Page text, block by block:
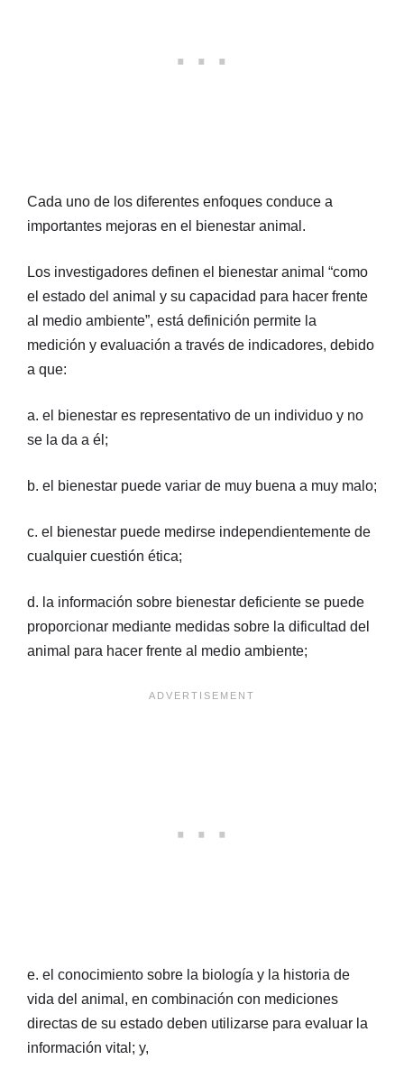
Cada uno de los diferentes enfoques conduce a
importantes mejoras en el bienestar animal.
Los investigadores definen el bienestar animal “como
el estado del animal y su capacidad para hacer frente
al medio ambiente”, está definición permite la
medición y evaluación a través de indicadores, debido
a que:
a. el bienestar es representativo de un individuo y no
se la da a él;
b. el bienestar puede variar de muy buena a muy malo;
c. el bienestar puede medirse independientemente de
cualquier cuestión ética;
d. la información sobre bienestar deficiente se puede
proporcionar mediante medidas sobre la dificultad del
animal para hacer frente al medio ambiente;
e. el conocimiento sobre la biología y la historia de
vida del animal, en combinación con mediciones
directas de su estado deben utilizarse para evaluar la
información vital; y,